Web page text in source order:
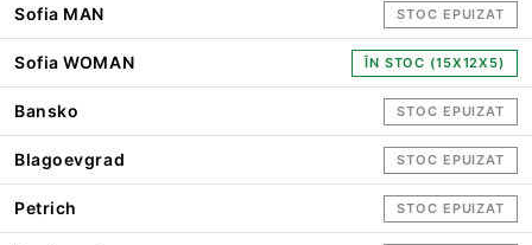
Sofia MAN STOC EPUIZAT
Sofia WOMAN ÎN STOC (15X12X5)
Bansko STOC EPUIZAT
Blagoevgrad STOC EPUIZAT
Petrich STOC EPUIZAT